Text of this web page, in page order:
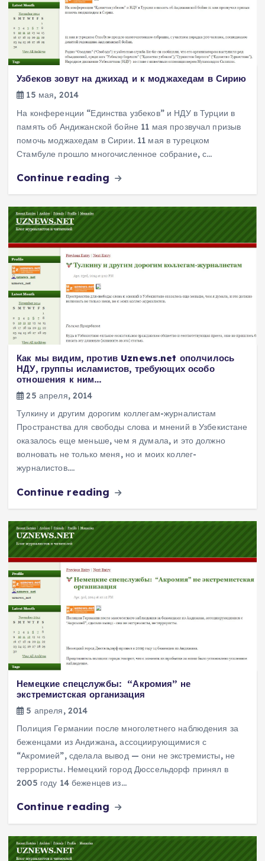
Узбеков зовут на джихад и к моджахедам в Сирию
15 мая, 2014
На конференции “Единства узбеков” и НДУ в Турции в
память об Андижанской бойне 11 мая прозвучал призыв
помочь моджахедам в Сирии. 11 мая в турецком
Стамбуле прошло многочисленное собрание, с…
Continue reading
Как мы видим, против Uznews.net ополчилось
НДУ, группы исламистов, требующих особо
отношения к ним…
25 апреля, 2014
Тулкину и другим дорогим коллегам-журналистам
Пространства для свободы слова и мнений в Узбекистане
оказалось еще меньше, чем я думала, и это должно
волновать не только меня, но и моих коллег-
журналистов.…
Continue reading
Немецкие спецслужбы: “Акромия” не
экстремистская организация
5 апреля, 2014
Полиция Германии после многолетнего наблюдения за
беженцами из Андижана, ассоциирующимися с
“Акромией”, сделала вывод — они не экстремисты, не
террористы. Немецкий город Дюссельдорф принял в
2005 году 14 беженцев из…
Continue reading